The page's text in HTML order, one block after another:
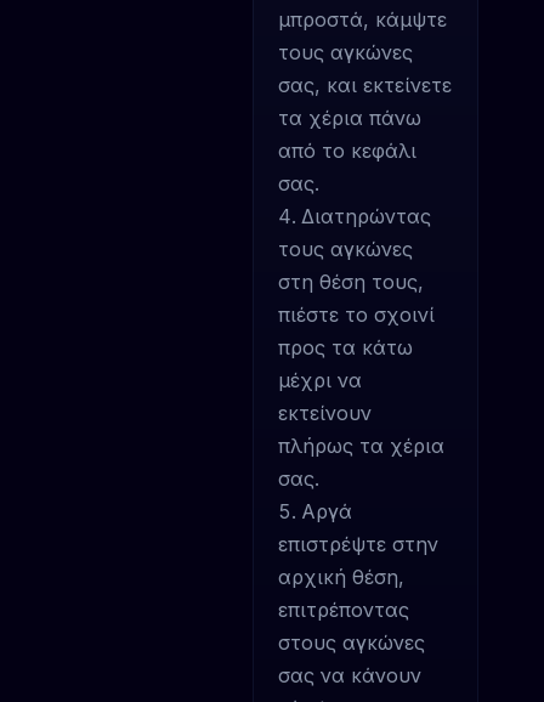
μπροστά, κάμψτε
τους αγκώνες
σας, και εκτείνετε
τα χέρια πάνω
από το κεφάλι
σας.
Διατηρώντας
τους αγκώνες
στη θέση τους,
πιέστε το σχοινί
προς τα κάτω
μέχρι να
εκτείνουν
πλήρως τα χέρια
σας.
Αργά
επιστρέψτε στην
αρχική θέση,
επιτρέποντας
στους αγκώνες
σας να κάνουν